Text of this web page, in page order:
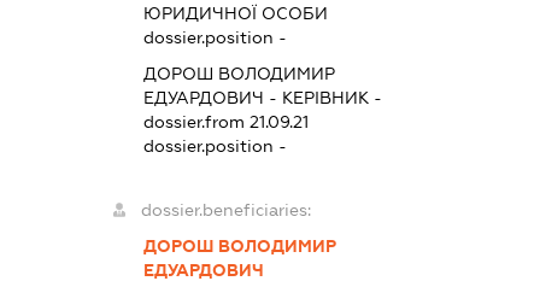
ЮРИДИЧНОЇ ОСОБИ
dossier.position -
ДОРОШ ВОЛОДИМИР
ЕДУАРДОВИЧ - КЕРІВНИК -
dossier.from 21.09.21
dossier.position -
dossier.beneficiaries:
ДОРОШ ВОЛОДИМИР
ЕДУАРДОВИЧ